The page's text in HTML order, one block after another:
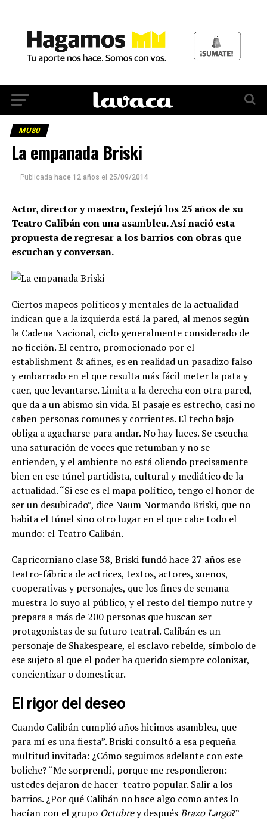
MU80
La empanada Briski
Publicada hace 12 años el 25/09/2014
Actor, director y maestro, festejó los 25 años de su
Teatro Calibán con una asamblea. Así nació esta
propuesta de regresar a los barrios con obras que
escuchan y conversan.
Ciertos mapeos políticos y mentales de la actualidad
indican que a la izquierda está la pared, al menos según
la Cadena Nacional, ciclo generalmente considerado de
no ficción. El centro, promocionado por el
establishment & afines, es en realidad un pasadizo falso
y embarrado en el que resulta más fácil meter la pata y
caer, que levantarse. Limita a la derecha con otra pared,
que da a un abismo sin vida. El pasaje es estrecho, casi no
caben personas comunes y corrientes. El techo bajo
obliga a agacharse para andar. No hay luces. Se escucha
una saturación de voces que retumban y no se
entienden, y el ambiente no está oliendo precisamente
bien en ese túnel partidista, cultural y mediático de la
actualidad. “Si ese es el mapa político, tengo el honor de
ser un desubicado”, dice Naum Normando Briski, que no
habita el túnel sino otro lugar en el que cabe todo el
mundo: el Teatro Calibán.
Capricorniano clase 38, Briski fundó hace 27 años ese
teatro-fábrica de actrices, textos, actores, sueños,
cooperativas y personajes, que los fines de semana
muestra lo suyo al público, y el resto del tiempo nutre y
prepara a más de 200 personas que buscan ser
protagonistas de su futuro teatral. Calibán es un
personaje de Shakespeare, el esclavo rebelde, símbolo de
ese sujeto al que el poder ha querido siempre colonizar,
concientizar o domesticar.
El rigor del deseo
Cuando Calibán cumplió años hicimos asamblea, que
para mí es una fiesta”. Briski consultó a esa pequeña
multitud invitada: ¿Cómo seguimos adelante con este
boliche? “Me sorprendí, porque me respondieron:
ustedes dejaron de hacer teatro popular. Salir a los
barrios. ¿Por qué Calibán no hace algo como antes lo
hacían con el grupo Octubrey despuésBrazo Largo?”